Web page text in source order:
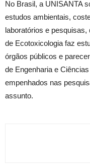
No Brasil, a UNISANTA
estudos ambientais,
laboratórios e
de Ecotoxicologia faz
órgãos públicos e
de Engenharia e
empenhados nas
assunto.